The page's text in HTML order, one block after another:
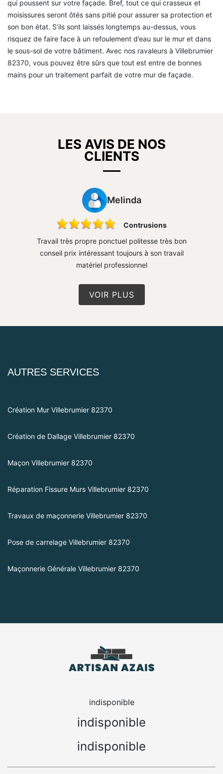
qui poussent sur votre façade. Bref, tout ce qui crasseux et
moisissures seront ôtés sans pitié pour assurer sa protection et
son bon état. S’ils sont laissés longtemps au-dessus, vous
risquez de faire face à un refoulement d’eau sur le mur et dans
le sous-sol de votre bâtiment. Avec nos ravaleurs à Villebrumier
82370, vous pouvez être sûrs que tout est entre de bonnes
mains pour un traitement parfait de votre mur de façade.
LES AVIS DE NOS
CLIENTS
Melinda
Contrusions
Travail très propre ponctuel politesse très bon
conseil prix intéressant toujours à son travail
matériel professionnel
VOIR PLUS
AUTRES SERVICES
Création Mur Villebrumier 82370
Création de Dallage Villebrumier 82370
Maçon Villebrumier 82370
Réparation Fissure Murs Villebrumier 82370
Travaux de maçonnerie Villebrumier 82370
Pose de carrelage Villebrumier 82370
Maçonnerie Générale Villebrumier 82370
indisponible
indisponible
indisponible